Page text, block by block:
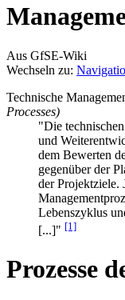
Aus GfSE-Wiki
Wechseln zu:
Technische
Processes)
"Die
und
dem Bewerten
gegenüber der
der Projektziele.
Lebenszyklus
[...]" [1]
Prozesse